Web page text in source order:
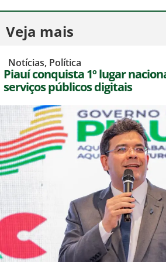
Veja mais
Notícias, Política
Piauí conquista 1º lugar
serviços públicos digitais